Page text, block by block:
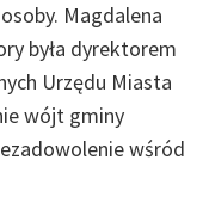
Magdalena
była dyrektorem
Urzędu Miasta
wójt gminy
wśród